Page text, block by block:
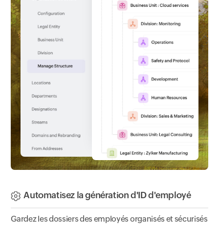
Automatisez la génération d'ID d'employé
Gardez les dossiers des employés organisés et sécurisés